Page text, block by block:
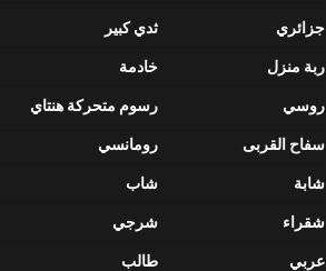
ثدي كبير جزائري
خادمة ربة منزل
رسوم متحركة هنتاي روسي
رومانسي سفاح القربى
شاب شابة
شرجي شقراء
طالب عربي